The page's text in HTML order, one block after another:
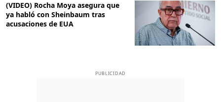
(VIDEO) Rocha Moya asegura que
ya habló con Sheinbaum tras
acusaciones de EUA
PUBLICIDAD